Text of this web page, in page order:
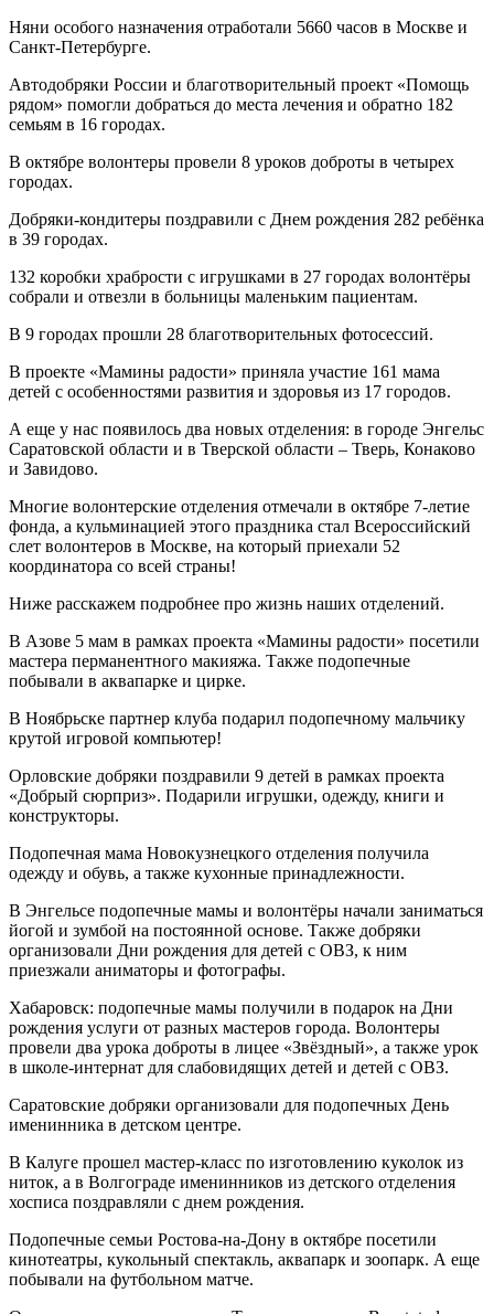
Няни особого назначения отработали 5660 часов в Москве и
Санкт-Петербурге.
Автодобряки России и благотворительный проект «Помощь
рядом» помогли добраться до места лечения и обратно 182
семьям в 16 городах.
В октябре волонтеры провели 8 уроков доброты в четырех
городах.
Добряки-кондитеры поздравили с Днем рождения 282 ребёнка
в 39 городах.
132 коробки храбрости с игрушками в 27 городах волонтёры
собрали и отвезли в больницы маленьким пациентам.
В 9 городах прошли 28 благотворительных фотосессий.
В проекте «Мамины радости» приняла участие 161 мама
детей с особенностями развития и здоровья из 17 городов.
А еще у нас появилось два новых отделения: в городе Энгельс
Саратовской области и в Тверской области – Тверь, Конаково
и Завидово.
Многие волонтерские отделения отмечали в октябре 7-летие
фонда, а кульминацией этого праздника стал Всероссийский
слет волонтеров в Москве, на который приехали 52
координатора со всей страны!
Ниже расскажем подробнее про жизнь наших отделений.
В Азове 5 мам в рамках проекта «Мамины радости» посетили
мастера перманентного макияжа. Также подопечные
побывали в аквапарке и цирке.
В Ноябрьске партнер клуба подарил подопечному мальчику
крутой игровой компьютер!
Орловские добряки поздравили 9 детей в рамках проекта
«Добрый сюрприз». Подарили игрушки, одежду, книги и
конструкторы.
Подопечная мама Новокузнецкого отделения получила
одежду и обувь, а также кухонные принадлежности.
В Энгельсе подопечные мамы и волонтёры начали заниматься
йогой и зумбой на постоянной основе. Также добряки
организовали Дни рождения для детей с ОВЗ, к ним
приезжали аниматоры и фотографы.
Хабаровск: подопечные мамы получили в подарок на Дни
рождения услуги от разных мастеров города. Волонтеры
провели два урока доброты в лицее «Звёздный», а также урок
в школе-интернат для слабовидящих детей и детей с ОВЗ.
Саратовские добряки организовали для подопечных День
именинника в детском центре.
В Калуге прошел мастер-класс по изготовлению куколок из
ниток, а в Волгограде именинников из детского отделения
хосписа поздравляли с днем рождения.
Подопечные семьи Ростова-на-Дону в октябре посетили
кинотеатры, кукольный спектакль, аквапарк и зоопарк. А еще
побывали на футбольном матче.